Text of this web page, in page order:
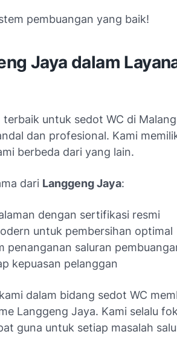
pembuangan yang baik!
Jaya dalam
terbaik untuk sedot WC di
dan profesional. Kami
berbeda dari yang lain.
dari Langgeng Jaya:
dengan sertifikasi resmi
untuk pembersihan optimal
penanganan saluran
kepuasan pelanggan
dalam bidang sedot WC
Langgeng Jaya. Kami selalu
guna untuk setiap masalah